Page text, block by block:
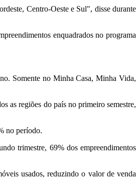
Centro-Oeste e Sul", disse durante
enquadrados no programa
Somente no Minha Casa, Minha Vida,
as regiões do país no primeiro semestre,
no período.
trimestre, 69% dos empreendimentos
usados, reduzindo o valor de venda